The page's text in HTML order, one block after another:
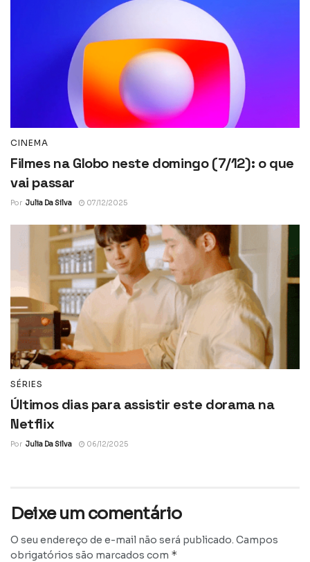
CINEMA
Filmes na Globo neste domingo (7/12): o que
vai passar
Por Julia Da Silva 07/12/2025
SÉRIES
Últimos dias para assistir este dorama na
Netflix
Por Julia Da Silva 06/12/2025
Deixe um comentário
O seu endereço de e-mail não será publicado. Campos
obrigatórios são marcados com *